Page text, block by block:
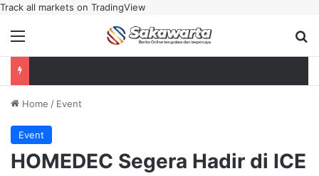
Track all markets on TradingView
Menu
Home / Event
Event
HOMEDEC Segera Hadir di ICE